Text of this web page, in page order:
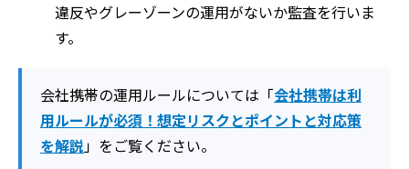
違反やグレーゾーンの運用がないか監査を行いま
す。
会社携帯の運用ルールについては「会社携帯は利
用ルールが必須！想定リスクとポイントと対応策
を解説」をご覧ください。